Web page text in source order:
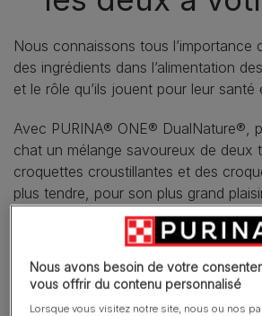
Nous connaissons tous l’importance
des ingrédients dans l’alimentation
et le rôle qu’ils jouent pour leur santé
Avec PURINA® ONE® DualNature®,
chat un mélange savoureux de deux
croquettes croustillantes et des
plus tendre, pour son plus grand
Les croquettes PURINA®
qualité, source d'acides aminés, pour
maintenir une digestion saine.
Nous avons besoin de votre
vous offrir du contenu personnalisé
Lorsque vous visitez notre site, nous ou nos